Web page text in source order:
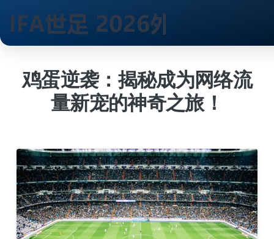
鸡蛋逆袭：揭秘成为网络流
量新宠的神奇之旅！